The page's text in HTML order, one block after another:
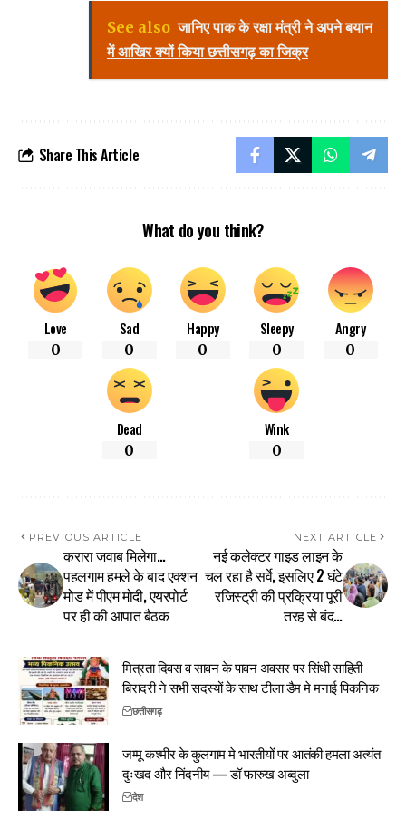
See also जानिए पाक के रक्षा मंत्री ने अपने बयान
में आखिर क्यों किया छत्तीसगढ़ का जिक्र
Share This Article
What do you think?
Love
0
Sad
0
Happy
0
Sleepy
0
Angry
0
Dead
0
Wink
0
PREVIOUS ARTICLE
करारा जवाब मिलेगा…
पहलगाम हमले के बाद एक्शन
मोड में पीएम मोदी, एयरपोर्ट
पर ही की आपात बैठक
NEXT ARTICLE
नई कलेक्टर गाइड लाइन के
चल रहा है सर्वे, इसलिए 2 घंटे
रजिस्ट्री की प्रक्रिया पूरी
तरह से बंद…
मित्रता दिवस व सावन के पावन अवसर पर सिंधी साहिती
बिरादरी ने सभी सदस्यों के साथ टीला डैम मे मनाई पिकनिक
छत्तीसगढ़
जम्मू कश्मीर के कुलगाम मे भारतीयों पर आतंकी हमला अत्यंत
दुःखद और निंदनीय — डॉ फारुख अब्दुला
देश